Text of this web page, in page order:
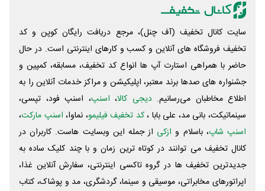
سایت کانال تخفیف (آف چنل)، مرجع دریافت رایگان کوپن و کد
تخفیف فروشگاه های آنلاین و کسب و‌ کارهای اینترنتی است. در حال
حاضر با همراهی استارت آپ ها انواع کد تخفیف، مسابقه، کمپین و
جشنواره های صدها برند معتبر، اپلیکیشن و مراکز خدمات آنلاین را به
اطلاع مخاطبان می‌رسانیم. دیجی کالا، اسنپ، اسنپ فود، تپسی،
سینماتیکت، بانی مد، علی‌ بابا ،کد تخفیف فیلیمو، نماوا، اسنپ مارکت،
اسنپ شاپ، باسلام و ازکی از جمله این وبسایت ‌هاست. کاربران در
کانال تخفیف می توانند در کوتاه ترین زمان و با چند کلیک ساده به
جدیدترین تخفیف ها در گروه تاکسی اینترنتی، سفارش آنلاین غذا،
اپراتورهای مخابراتی، موسیقی و سینما، گردشگری، مد و پوشاک، کتاب